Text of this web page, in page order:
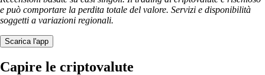
e può comportare la perdita totale del valore. Servizi e disponibilità
soggetti a variazioni regionali.
Scarica l'app
Capire le criptovalute